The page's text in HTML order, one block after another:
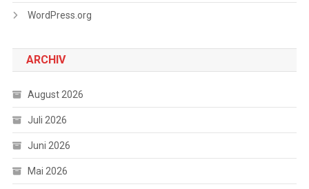
WordPress.org
ARCHIV
August 2026
Juli 2026
Juni 2026
Mai 2026